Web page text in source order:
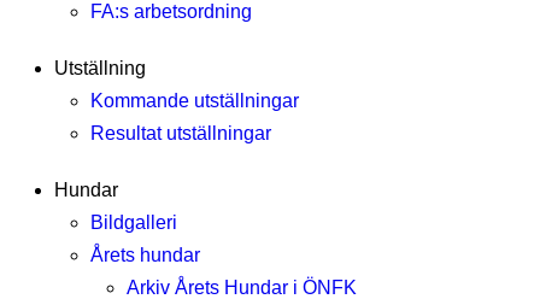
FA:s arbetsordning
Utställning
Kommande utställningar
Resultat utställningar
Hundar
Bildgalleri
Årets hundar
Arkiv Årets Hundar i ÖNFK